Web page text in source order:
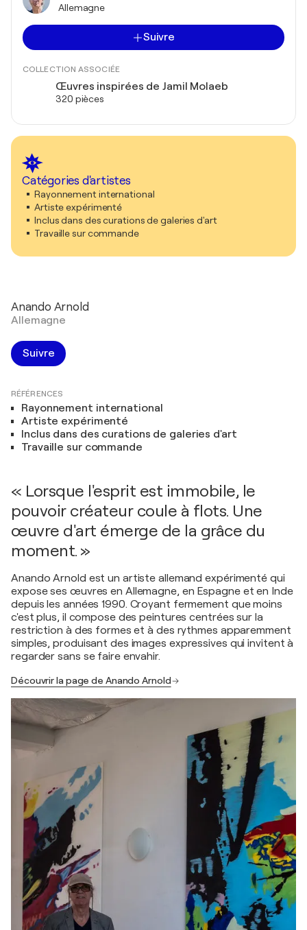
Allemagne
Suivre
COLLECTION ASSOCIÉE
Œuvres inspirées de Jamil Molaeb
320 pièces
Catégories d'artistes
Rayonnement international
Artiste expérimenté
Inclus dans des curations de galeries d'art
Travaille sur commande
Anando Arnold
Allemagne
Suivre
RÉFÉRENCES
Rayonnement international
Artiste expérimenté
Inclus dans des curations de galeries d'art
Travaille sur commande
« Lorsque l'esprit est immobile, le
pouvoir créateur coule à flots. Une
œuvre d'art émerge de la grâce du
moment. »
Anando Arnold est un artiste allemand expérimenté qui
expose ses œuvres en Allemagne, en Espagne et en Inde
depuis les années 1990. Croyant fermement que moins
c'est plus, il compose des peintures centrées sur la
restriction à des formes et à des rythmes apparemment
simples, produisant des images expressives qui invitent à
regarder sans se faire envahir.
Découvrir la page de Anando Arnold